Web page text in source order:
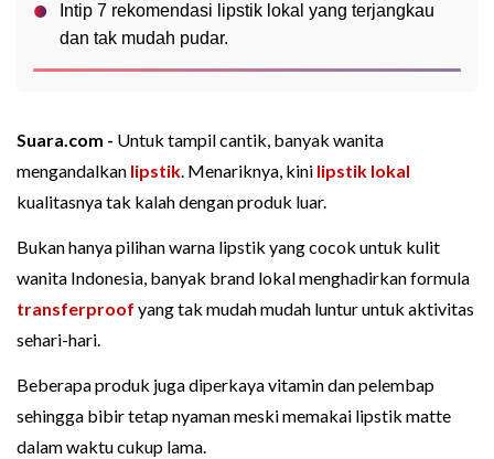
Intip 7 rekomendasi lipstik lokal yang terjangkau
dan tak mudah pudar.
Suara.com - Untuk tampil cantik, banyak wanita
mengandalkan lipstik. Menariknya, kini lipstik lokal
kualitasnya tak kalah dengan produk luar.
Bukan hanya pilihan warna lipstik yang cocok untuk kulit
wanita Indonesia, banyak brand lokal menghadirkan formula
transferproof yang tak mudah mudah luntur untuk aktivitas
sehari-hari.
Beberapa produk juga diperkaya vitamin dan pelembap
sehingga bibir tetap nyaman meski memakai lipstik matte
dalam waktu cukup lama.